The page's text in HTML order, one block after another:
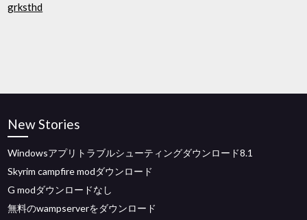
grksthd
New Stories
Windowsアプリトラブルシューティングダウンロード8.1
Skyrim campfire modダウンロード
G modダウンロードなし
無料のwampserverをダウンロード